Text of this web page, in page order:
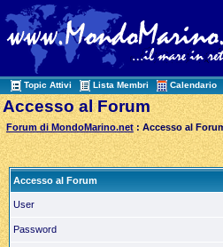
Topic Attivi Lista Membri Calendario
Accesso al Forum
Forum di MondoMarino.net : Accesso al
Accesso al Forum
User
Password